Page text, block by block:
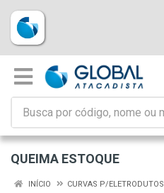
QUEIMA ESTOQUE
INÍCIO
CURVAS P/ELETRODUTOS